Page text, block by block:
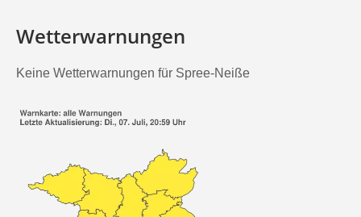
Wetterwarnungen
Keine Wetterwarnungen für Spree-Neiße